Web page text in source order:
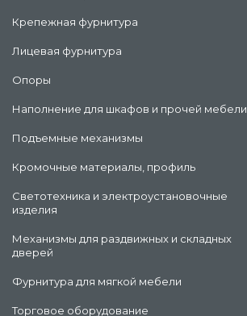
Крепежная фурнитура
Лицевая фурнитура
Опоры
Наполнение для шкафов и прочей мебели
Подъемные механизмы
Кромочные материалы, профиль
Светотехника и электроустановочные
изделия
Механизмы для раздвижных и складных
дверей
Фурнитура для мягкой мебели
Торговое оборудование